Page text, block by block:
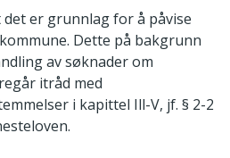
er grunnlag for å påvise
Dette på bakgrunn
av søknader om
itråd med
i kapittel Ill-V, jf. § 2-2